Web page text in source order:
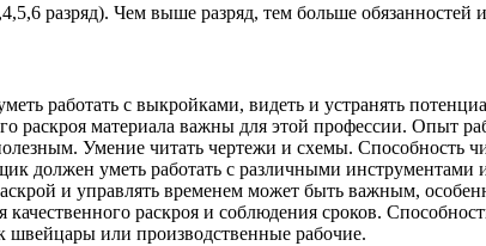
разряд). Чем выше разряд, тем больше обязанностей
работать с выкройками, видеть и устранять
раскроя материала важны для этой профессии. Опыт
Умение читать чертежи и схемы. Способность
должен уметь работать с различными инструментами
и управлять временем может быть важным,
раскроя и соблюдения сроков.
швейцары или производственные рабочие.